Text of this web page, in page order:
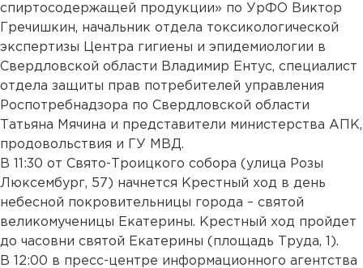
спиртосодержащей продукции» по УрФО Виктор
Гречишкин, начальник отдела токсикологической
экспертизы Центра гигиены и эпидемиологии в
Свердловской области Владимир Ентус, специалист
отдела защиты прав потребителей управления
Роспотребнадзора по Свердловской области
Татьяна Мячина и представители министерства АПК,
продовольствия и ГУ МВД.
В 11:30 от Свято-Троицкого собора (улица Розы
Люксембург, 57) начнется Крестный ход в день
небесной покровительницы города – святой
великомученицы Екатерины. Крестный ход пройдет
до часовни святой Екатерины (площадь Труда, 1).
В 12:00 в пресс-центре информационного агентства